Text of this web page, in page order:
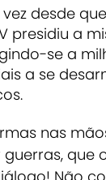
desde
presidiu a
se a
a se
nas
que